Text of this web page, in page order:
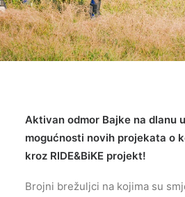
Aktivan odmor Bajke na dlanu
mogućnosti novih projekata o
kroz RIDE&BiKE projekt!
Brojni brežuljci na kojima su